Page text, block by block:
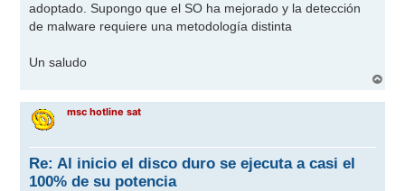
adoptado. Supongo que el SO ha mejorado y la detección
de malware requiere una metodología distinta
Un saludo
r
msc hotline sat
Re: Al inicio el disco duro se ejecuta a casi el
100% de su potencia